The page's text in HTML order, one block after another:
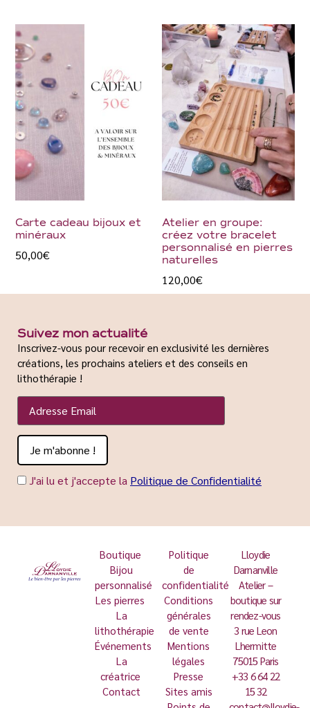
Carte cadeau bijoux et
minéraux
50,00€
Atelier en groupe:
créez votre bracelet
personnalisé en pierres
naturelles
120,00€
Suivez mon actualité
Inscrivez-vous pour recevoir en exclusivité les dernières
créations, les prochains ateliers et des conseils en
lithothérapie !
J'ai lu et j'accepte la Politique de Confidentialité
Boutique
Bijou
personnalisé
Les pierres
La
lithothérapie
Événements
La
créatrice
Contact
Politique
de
confidentialité
Conditions
générales
de vente
Mentions
légales
Presse
Sites amis
Lloydie
Darnanville
Atelier –
boutique sur
rendez-vous
3 rue Leon
Lhermitte
75015 Paris
+33 6 64 22
15 32